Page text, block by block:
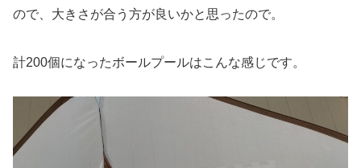
ので、大きさが合う方が良いかと思ったので。
計200個になったボールプールはこんな感じです。